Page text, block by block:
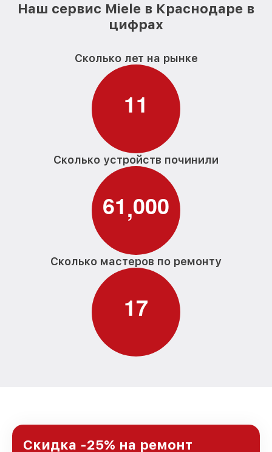
Наш сервис Miele в Краснодаре в
цифрах
Сколько лет на рынке
11
Сколько устройств починили
61,000
Сколько мастеров по ремонту
17
Скидка -25% на ремонт